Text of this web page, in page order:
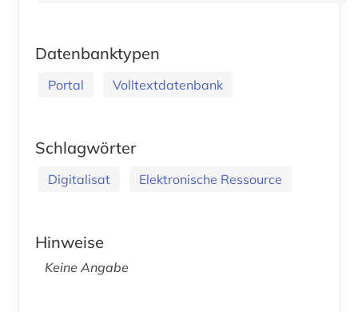
Datenbanktypen
Portal Volltextdatenbank
Schlagwörter
Digitalisat Elektronische Ressource
Hinweise
Keine Angabe